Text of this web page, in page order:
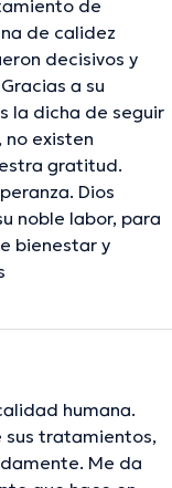
de
de calidez
decisivos y
a su
la dicha de seguir
existen
gratitud.
Dios
noble labor, para
bienestar y
humana.
sus tratamientos,
Me da